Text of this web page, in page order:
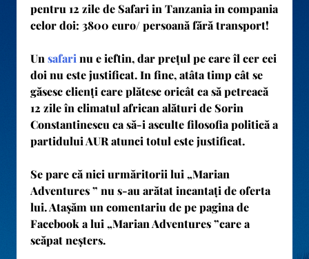
pentru 12 zile de Safari in Tanzania in compania
celor doi: 3800 euro/ persoană fără transport!
Un safari nu e ieftin, dar prețul pe care îl cer cei
doi nu este justificat. In fine, atâta timp cât se
găsesc clienți care plătesc oricât ca să petreacă
12 zile în climatul african alături de Sorin
Constantinescu ca să-i asculte filosofia politică a
partidului AUR atunci totul este justificat.
Se pare că nici urmăritorii lui „Marian
Adventures ” nu s-au arătat incantați de oferta
lui. Atașăm un comentariu de pe pagina de
Facebook a lui „Marian Adventures ”care a
scăpat neșters.